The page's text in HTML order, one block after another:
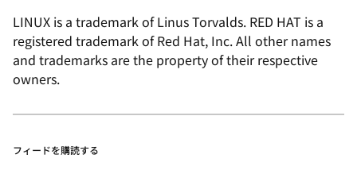
LINUX is a trademark of Linus Torvalds. RED HAT is a
registered trademark of Red Hat, Inc. All other names
and trademarks are the property of their respective
owners.
フィードを購読する